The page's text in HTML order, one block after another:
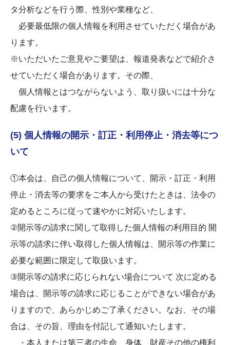
タ分析などを行う際、性別や業種など、
必要最低限の個人情報を利用させていただく場合があ
ります。
※いただいたご意見やご要望は、報道発表などで紹介さ
せていただく場合があります。その際、
個人情報とはつながらないよう、取り扱いには十分な
配慮を行います。
(5) 個人情報の開示・訂正・利用停止・消去等につ
いて
①本会は、自己の個人情報について、開示・訂正・利用
停止・消去等の要求をご本人から受けたときは、法令の
定めるところに従って速やかに対応いたします。
②開示等の請求に関して取得した個人情報の利用目的 開
示等の請求に伴い取得した個人情報は、開示等の作業に
必要な範囲に限定して取扱います。
③開示等の請求に応じられない場合について 次に定める
場合は、開示等の請求に応じることができない場合があ
りますので、あらかじめご了承ください。なお、その場
合は、その旨、理由を付記して通知いたします。
・本人または第三者の生命、身体、財産その他の権利